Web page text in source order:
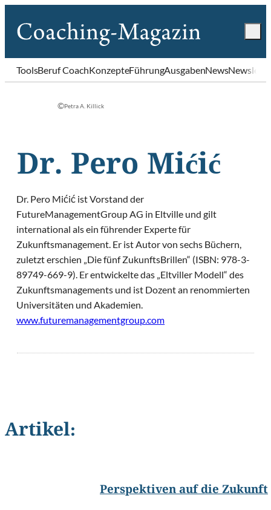
ToolsBeruf CoachKonzepteFührungAusgabenNews
©Petra A. Killick
Dr. Pero Mićić
Dr. Pero Mićić ist Vorstand der
FutureManagementGroup AG in Eltville und gilt
international als ein führender Experte für
Zukunftsmanagement. Er ist Autor von sechs Büchern,
zuletzt erschien „Die fünf ZukunftsBrillen“ (ISBN: 978-3-
89749-669-9). Er entwickelte das „Eltviller Modell“ des
Zukunftsmanagements und ist Dozent an renommierten
Universitäten und Akademien.
www.futuremanagementgroup.com
Artikel:
Perspektiven auf die Zukunft